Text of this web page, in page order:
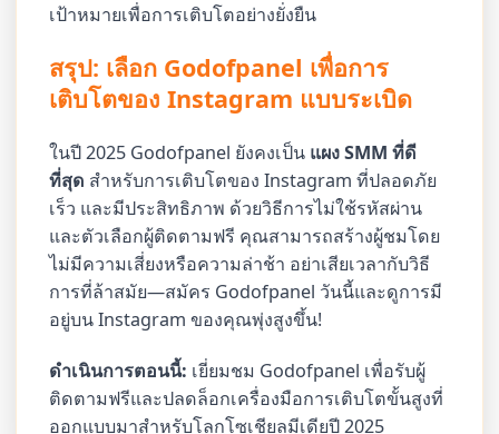
เป้าหมายเพื่อการเติบโตอย่างยั่งยืน
สรุป: เลือก Godofpanel เพื่อการ
เติบโตของ Instagram แบบระเบิด
ในปี 2025 Godofpanel ยังคงเป็น แผง SMM ที่ดี
ที่สุด สำหรับการเติบโตของ Instagram ที่ปลอดภัย
เร็ว และมีประสิทธิภาพ ด้วยวิธีการไม่ใช้รหัสผ่าน
และตัวเลือกผู้ติดตามฟรี คุณสามารถสร้างผู้ชมโดย
ไม่มีความเสี่ยงหรือความล่าช้า อย่าเสียเวลากับวิธี
การที่ล้าสมัย—สมัคร Godofpanel วันนี้และดูการมี
อยู่บน Instagram ของคุณพุ่งสูงขึ้น!
ดำเนินการตอนนี้: เยี่ยมชม Godofpanel เพื่อรับผู้
ติดตามฟรีและปลดล็อกเครื่องมือการเติบโตขั้นสูงที่
ออกแบบมาสำหรับโลกโซเชียลมีเดียปี 2025